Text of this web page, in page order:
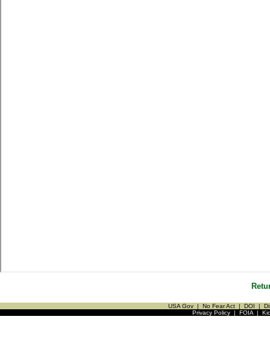
USA Gov | No Fear Act | DOI |
Privacy Policy| FOIA|